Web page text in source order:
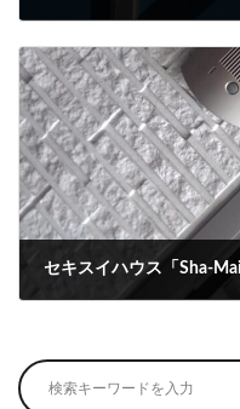
セキスイハウス「Sha-